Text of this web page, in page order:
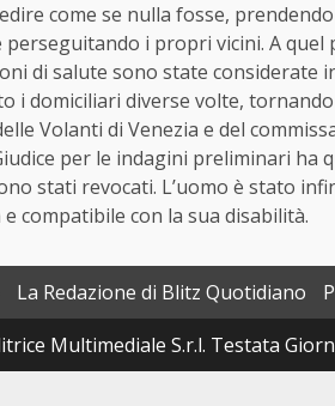
come se nulla fosse,
i propri vicini. A
di salute sono state considerate
i domiciliari diverse volte,
Volanti di Venezia e del
per le indagini preliminari ha
stati revocati. L’uomo è stato
compatibile con la sua disabilità.
La Redazione di Blitz Quotidiano
Multimediale S.r.l. Testata